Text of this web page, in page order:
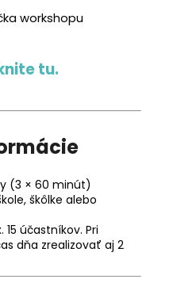
workshopu
tu.
(3 × 60 minút)
škôlke alebo
15 účastníkov. Pri
dňa zrealizovať aj 2